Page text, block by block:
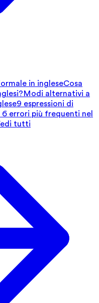
in ingleseCosa
Modi alternativi a
9 espressioni di
6 errori più frequenti nel
tutti